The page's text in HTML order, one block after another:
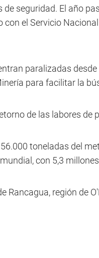
seguridad. El año
con el Servicio
paralizadas
para facilitar la
de las labores de
toneladas del
con 5,3
Rancagua, región de